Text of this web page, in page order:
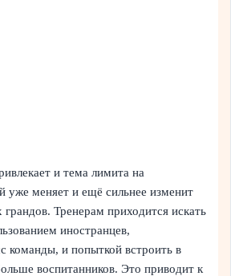
и тема лимита на
уже меняет и ещё сильнее изменит
грандов. Тренерам приходится искать
иностранцев,
команды, и попыткой встроить в
воспитанников. Это приводит к